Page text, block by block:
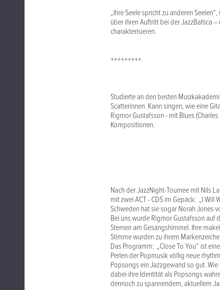
„Ihre Seele spricht zu anderen
über ihren Auftritt bei der JazzBaltica
charakterisieren.
+++++++++
Studierte an den besten
Scatterinnen. Kann singen, wie eine
Rigmor Gustafsson - mit Blues
Kompositionen.
Nach der JazzNight-Tournee mit Nils
mit zwei ACT - CDS im Gepäck: „I Will
Schweden hat sie sogar Norah Jones
Bei uns wurde Rigmor Gustafsson auf
Sternen am Gesangshimmel. Ihre
Stimme wurden zu ihrem
Das Programm: „Close To You“ ist
Perlen der Popmusik völlig neue
Popsongs ein Jazzgewand so gut.
dabei ihre Identität als Popsongs
dennoch zu spannendem, aktuellem